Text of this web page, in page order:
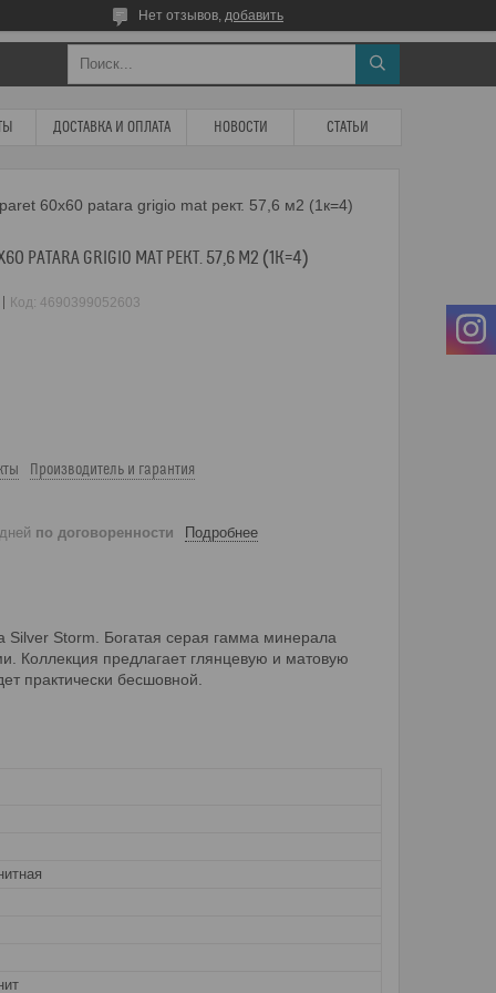
Нет отзывов, добавить
ДОСТАВКА И ОПЛАТА НОВОСТИ СТАТЬИ
60x60 patara grigio mat рект. 57,6 м2 (1к=4)
PATARA GRIGIO MAT РЕКТ. 57,6 М2 (1К=4)
Код: 4690399052603
Производитель и гарантия
по договоренности Подробнее
Storm. Богатая серая гамма минерала
Коллекция предлагает глянцевую и матовую
практически бесшовной.